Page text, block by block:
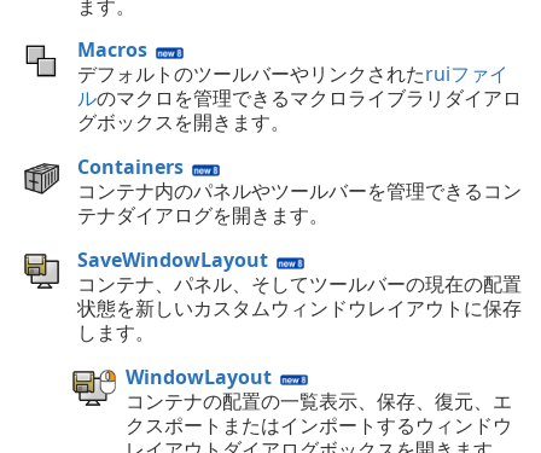
ます。
Macros
デフォルトのツールバーやリンクされたruiファイ
ルのマクロを管理できるマクロライブラリダイアロ
グボックスを開きます。
Containers
コンテナ内のパネルやツールバーを管理できるコン
テナダイアログを開きます。
SaveWindowLayout
コンテナ、パネル、そしてツールバーの現在の配置
状態を新しいカスタムウィンドウレイアウトに保存
します。
WindowLayout
コンテナの配置の一覧表示、保存、復元、エ
クスポートまたはインポートするウィンドウ